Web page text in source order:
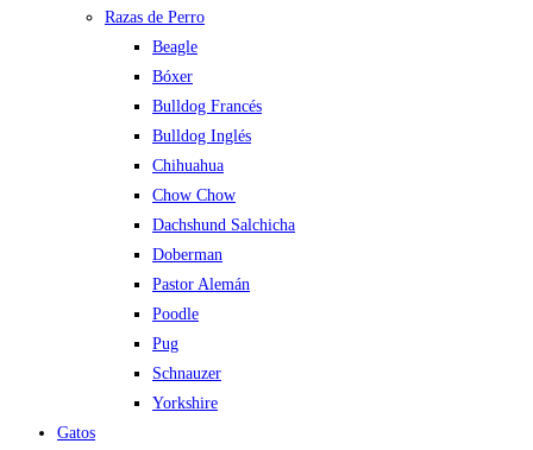
Razas de Perro
Beagle
Bóxer
Bulldog Francés
Bulldog Inglés
Chihuahua
Chow Chow
Dachshund Salchicha
Doberman
Pastor Alemán
Poodle
Pug
Schnauzer
Yorkshire
Gatos